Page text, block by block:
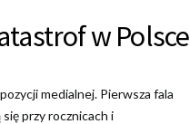
w Polsce
medialnej. Pierwsza fala
przy rocznicach i